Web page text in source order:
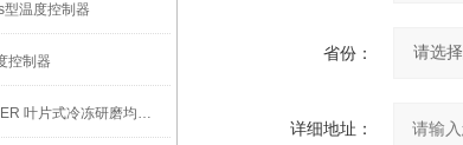
温度控制器
控制器
CG-900COLE-PARMER 叶片式冷冻研磨均质机
省份：
详细地址：